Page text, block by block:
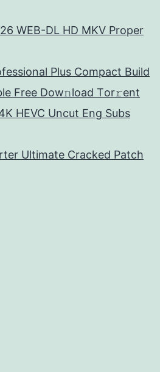
WEB-DL HD MKV Proper
Plus Compact Build
Frее Dow𝚗load Tоr𝚛ent
HEVC Uncut Eng Subs
Ultimate Cracked Patch